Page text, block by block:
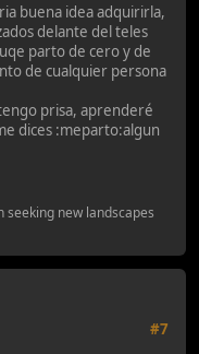
buena idea adquirirla,
delante del teles
parto de cero y de
de cualquier persona
prisa, aprenderé
dices :meparto:algun
seeking new landscapes
#7